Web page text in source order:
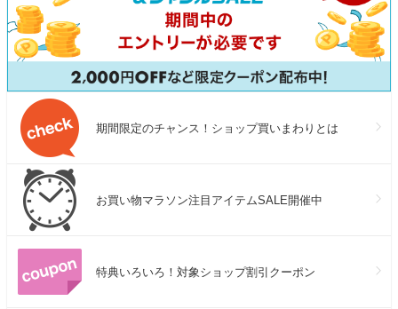
期間限定のチャンス！ショップ買いまわりとは
お買い物マラソン注目アイテムSALE開催中
特典いろいろ！対象ショップ割引クーポン